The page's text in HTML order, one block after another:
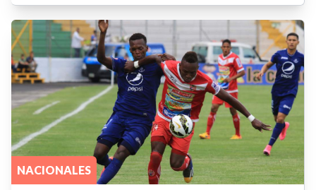
NACIONALES